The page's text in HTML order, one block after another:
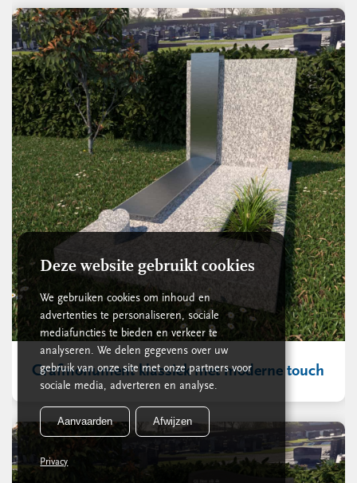
Grafmonument klassiek met moderne touch
Deze website gebruikt cookies
We gebruiken cookies om inhoud en
advertenties te personaliseren, sociale
mediafuncties te bieden en verkeer te
analyseren. We delen gegevens over uw
gebruik van onze site met onze partners voor
sociale media, adverteren en analyse.
Aanvaarden Afwijzen
Privacy